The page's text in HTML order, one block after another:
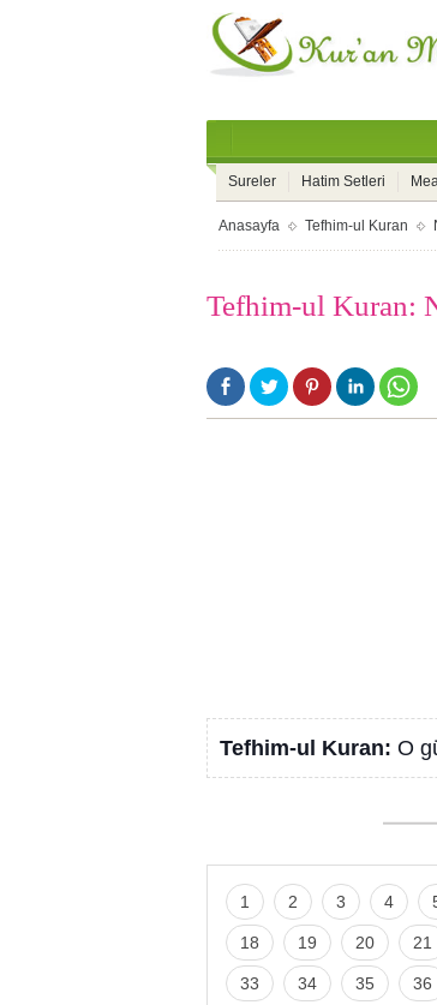
Sureler Hatim Setleri
Anasayfa Tefhim-ul Kuran
Tefhim-ul Kuran:
Tefhim-ul Kuran: O
1 2 3 4
18 19 20 21
33 34 35 36